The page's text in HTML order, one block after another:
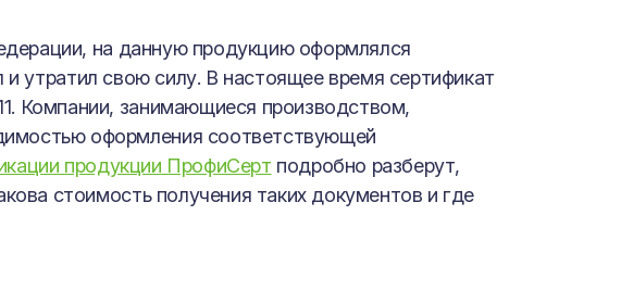
на данную продукцию оформлялся
утратил свою силу. В настоящее время сертификат
Компании, занимающиеся производством,
оформления соответствующей
продукции ПрофиСерт подробно разберут,
стоимость получения таких документов и где